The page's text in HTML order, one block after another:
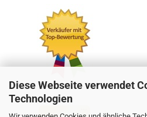
Diese Webseite verwendet
Technologien